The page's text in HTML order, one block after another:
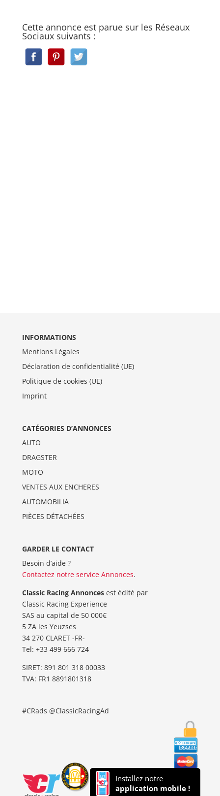
Cette annonce est parue sur les Réseaux
Sociaux suivants :
INFORMATIONS
Mentions Légales
Déclaration de confidentialité (UE)
Politique de cookies (UE)
Imprint
CATÉGORIES D’ANNONCES
AUTO
DRAGSTER
MOTO
VENTES AUX ENCHERES
AUTOMOBILIA
PIÈCES DÉTACHÉES
GARDER LE CONTACT
Besoin d’aide ?
Contactez notre service Annonces.
Classic Racing Annoncesest édité par
Classic Racing Experience
SAS au capital de 50 000€
5 ZA les Yeuzses
34 270 CLARET -FR-
Tel: ‭+33 499 666 724‬
SIRET: 891 801 318 00033
TVA: FR1 8891801318
#CRads @ClassicRacingAd
Installez notre
application mobile !